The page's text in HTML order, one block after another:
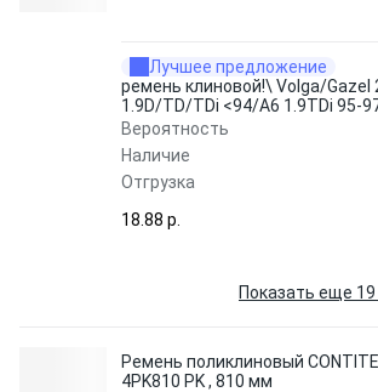
Лучшее предложение
ремень клиновой!\ Volga/Gazel
1.9D/TD/TDi <94/A6 1.9TDi 95-
Вероятность
Наличие
Отгрузка
18.88 p.
Показать еще
Ремень поликлиновый
4PK810 PK , 810 мм